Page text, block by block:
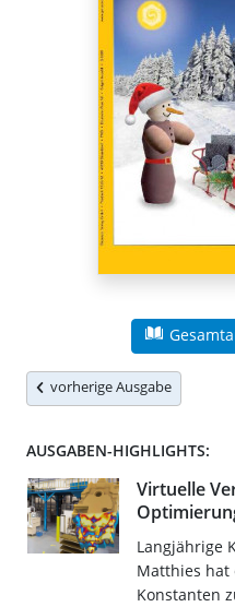
vorherige Ausgabe
AUSGABEN-HIGHLIGHTS:
Virtuelle
Langjährige
Matthies hat
Konstanten